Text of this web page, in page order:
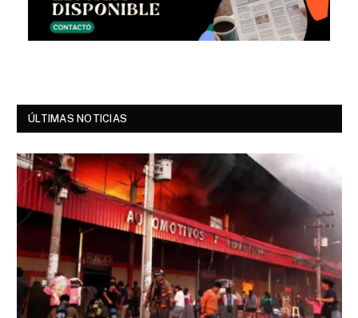
ÚLTIMAS NOTICIAS